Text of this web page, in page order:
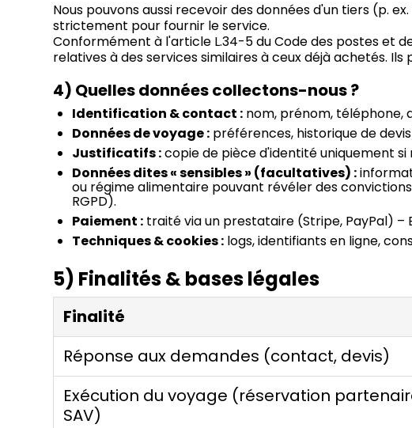
Nous pouvons aussi recevoir des données d'un tiers (p.
strictement pour fournir le service.
Conformément à l'article L.34-5 du Code des postes et
relatives à des services similaires à ceux déjà achetés.
4) Quelles données collectons-nous ?
Identification & contact : nom, prénom, téléphone,
Données de voyage : préférences, historique de
Justificatifs :copie de pièce d'identité uniquement
Données dites « sensibles » (facultatives) :
ou régime alimentaire pouvant révéler des
RGPD).
Paiement : traité via un prestataire (Stripe, PayPal)
Techniques & cookies : logs, identifiants en ligne,
5) Finalités & bases légales
Finalité
Réponse aux demandes (contact, devis)
Exécution du voyage (réservation
SAV)